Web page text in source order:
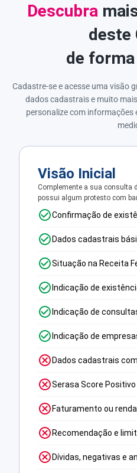
Descubra
deste
de
Cadastre-se e acesse uma visão
dados cadastrais e muito
personalize com
Visão Inicial
Complemente a sua consulta
possui algum protesto com
Confirmação de
Dados cadastrais
Situação na Receita
Indicação de
Indicação de
Indicação de
Dados cadastrais
Serasa Score Positivo
Faturamento ou
Recomendação e
Dívidas, negativas e